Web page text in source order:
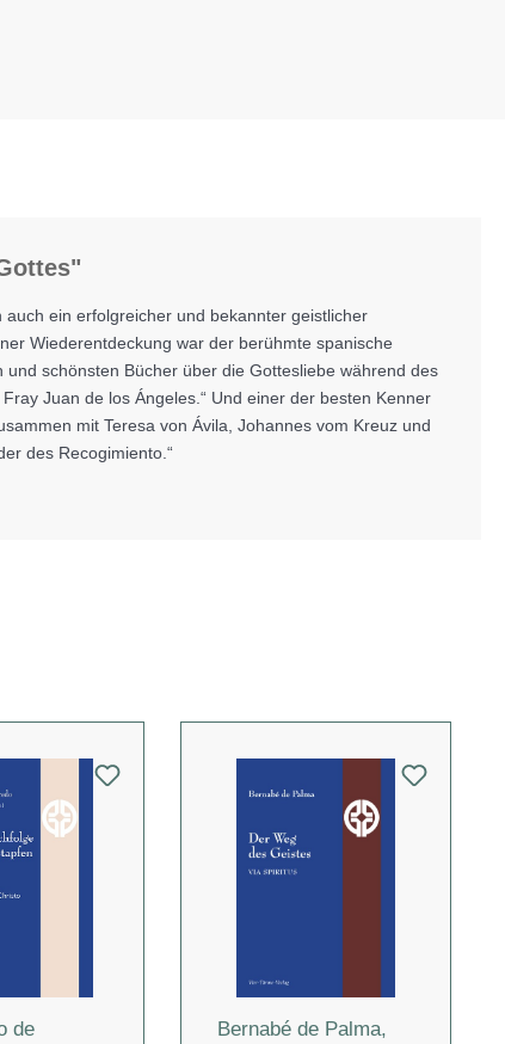
ein erfolgreicher und bekannter geistlicher
Wiederentdeckung war der berühmte spanische
schönsten Bücher über die Gottesliebe während des
Juan de los Ángeles.“ Und einer der besten Kenner
mit Teresa von Ávila, Johannes vom Kreuz und
des Recogimiento.“
de
Bernabé de Palma,